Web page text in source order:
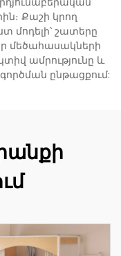
Քաշի կրող
մոդելի՝ շատերը
մեծահասակների
ամրությունը և
ընթացքում: